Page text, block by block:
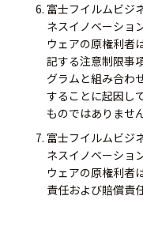
富士フイルムビジ
ネスイノベーショ
ウェアの原権利者
記する注意制限事
グラムと組み合わ
することに起因し
ものではありません
富士フイルムビジ
ネスイノベーショ
ウェアの原権利者
責任および賠償責